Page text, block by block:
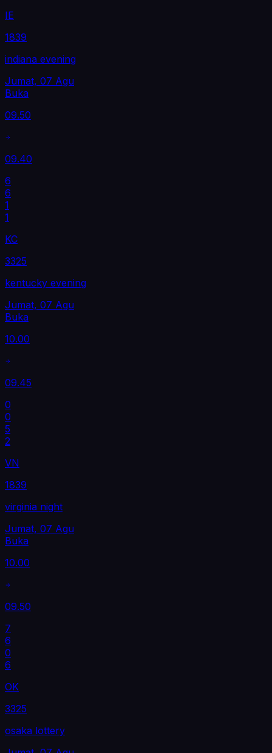
IE
1839
indiana evening
Jumat, 07 Agu
Buka
09.50
09.40
6
6
1
1
KC
3325
kentucky evening
Jumat, 07 Agu
Buka
10.00
09.45
0
0
5
2
VN
1839
virginia night
Jumat, 07 Agu
Buka
10.00
09.50
7
6
0
6
OK
3325
osaka lottery